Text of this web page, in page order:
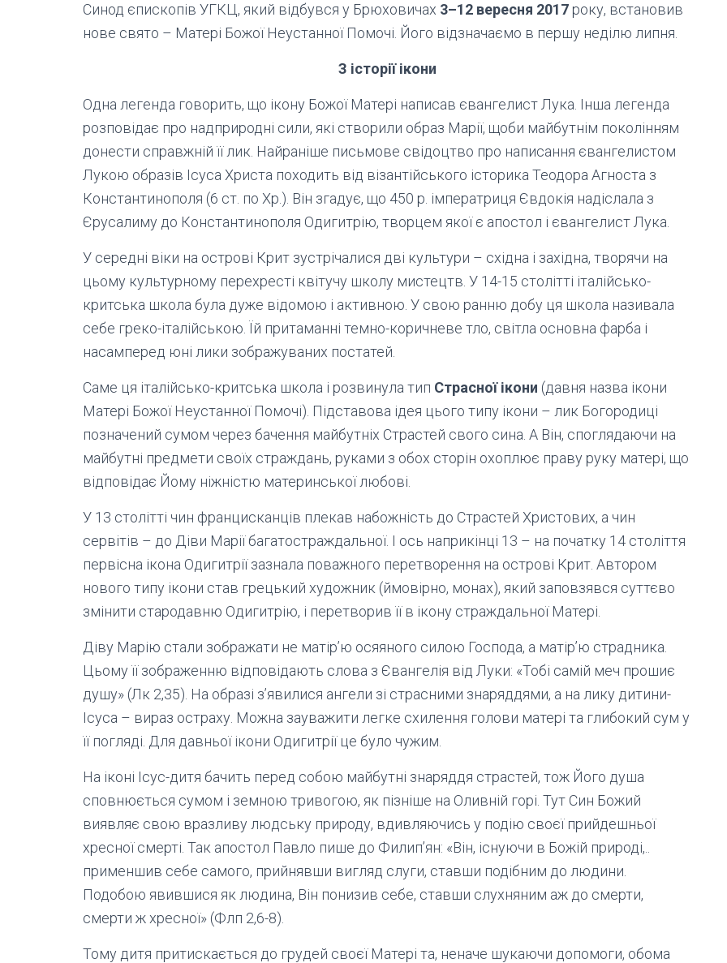
Синод єпископів УГКЦ, який відбувся у Брюховичах 3–12 вересня 2017 року, встановив
нове свято – Матері Божої Неустанної Помочі. Його відзначаємо в першу неділю липня.
З історії ікони
Одна легенда говорить, що ікону Божої Матері написав євангелист Лука. Інша легенда
розповідає про надприродні сили, які створили образ Марії, щоби майбутнім поколінням
донести справжній її лик. Найраніше письмове свідоцтво про написання євангелистом
Лукою образів Ісуса Христа походить від візантійського історика Теодора Агноста з
Константинополя (6 ст. по Хр.). Він згадує, що 450 р. імператриця Євдокія надіслала з
Єрусалиму до Константинополя Одигитрію, творцем якої є апостол і євангелист Лука.
У середні віки на острові Крит зустрічалися дві культури – східна і західна, творячи на
цьому культурному перехресті квітучу школу мистецтв. У 14-15 столітті італійсько-
критська школа була дуже відомою і активною. У свою ранню добу ця школа називала
себе греко-італійською. Їй притаманні темно-коричневе тло, світла основна фарба і
насамперед юні лики зображуваних постатей.
Саме ця італійсько-критська школа і розвинула тип Страсної ікони (давня назва ікони
Матері Божої Неустанної Помочі). Підставова ідея цього типу ікони – лик Богородиці
позначений сумом через бачення майбутніх Страстей свого сина. А Він, споглядаючи на
майбутні предмети своїх страждань, руками з обох сторін охоплює праву руку матері, що
відповідає Йому ніжністю материнської любові.
У 13 столітті чин францисканців плекав набожність до Страстей Христових, а чин
сервітів – до Діви Марії багатостраждальної. І ось наприкінці 13 – на початку 14 століття
первісна ікона Одигитрії зазнала поважного перетворення на острові Крит. Автором
нового типу ікони став грецький художник (ймовірно, монах), який заповзявся суттєво
змінити стародавню Одигитрію, і перетворив її в ікону страждальної Матері.
Діву Марію стали зображати не матір’ю осяяного силою Господа, а матір’ю страдника.
Цьому її зображенню відповідають слова з Євангелія від Луки: «Тобі самій меч прошиє
душу» (Лк 2,35). На образі з’явилися ангели зі страсними знаряддями, а на лику дитини-
Ісуса – вираз остраху. Можна зауважити легке схилення голови матері та глибокий сум у
її погляді. Для давньої ікони Одигитрії це було чужим.
На іконі Ісус-дитя бачить перед собою майбутні знаряддя страстей, тож Його душа
сповнюється сумом і земною тривогою, як пізніше на Оливній горі. Тут Син Божий
виявляє свою вразливу людську природу, вдивляючись у подію своєї прийдешньої
хресної смерті. Так апостол Павло пише до Филип’ян: «Він, існуючи в Божій природі,..
применшив себе самого, прийнявши вигляд слуги, ставши подібним до людини.
Подобою явившися як людина, Він понизив себе, ставши слухняним аж до смерти,
смерти ж хресної» (Флп 2,6-8).
Тому дитя притискається до грудей своєї Матері та, неначе шукаючи допомоги, обома